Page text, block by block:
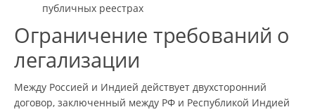
публичных реестрах
Ограничение требований о
легализации
Между Россией и Индией действует двухсторонний
договор, заключенный между РФ и Республикой Индией